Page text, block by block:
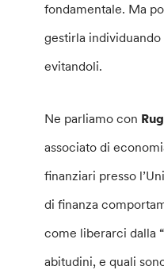
fondamentale. Ma
gestirla
evitandoli.
Ne parliamo con
associato di
finanziari presso
di finanza
come liberarci dalla
abitudini, e quali